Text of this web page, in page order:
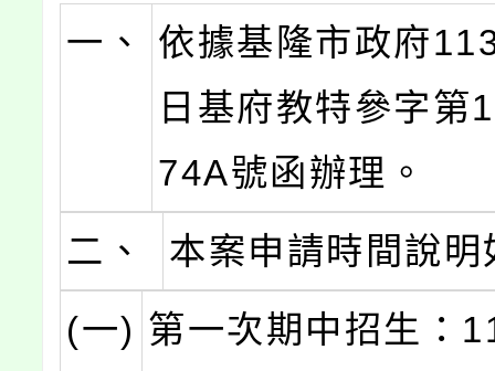
一、
依據基隆市政府
日基府教特參字第
74A號函辦理。
二、
本案申請時間說明
(一) 第一次期中招生：